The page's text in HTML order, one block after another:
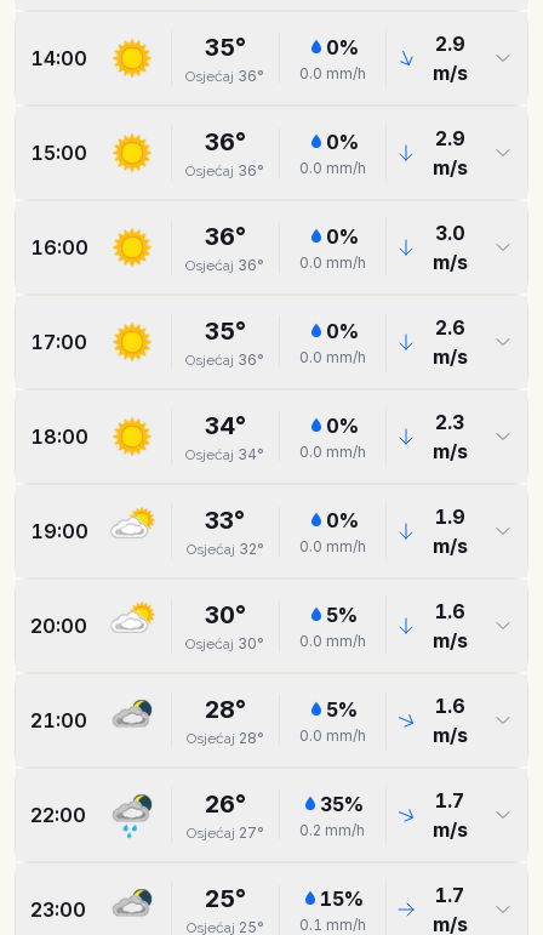
14:00 35°
Osjećaj 36°
0%
0.0 mm/h
2.9
m/s
15:00 36°
Osjećaj 36°
0%
0.0 mm/h
2.9
m/s
16:00 36°
Osjećaj 36°
0%
0.0 mm/h
3.0
m/s
17:00 35°
Osjećaj 36°
0%
0.0 mm/h
2.6
m/s
18:00 34°
Osjećaj 34°
0%
0.0 mm/h
2.3
m/s
19:00 33°
Osjećaj 32°
0%
0.0 mm/h
1.9
m/s
20:00 30°
Osjećaj 30°
5%
0.0 mm/h
1.6
m/s
21:00 28°
Osjećaj 28°
5%
0.0 mm/h
1.6
m/s
22:00 26°
Osjećaj 27°
35%
0.2 mm/h
1.7
m/s
23:00 25°
Osjećaj 25°
15%
0.1 mm/h
1.7
m/s